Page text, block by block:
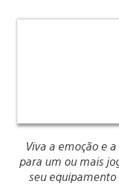
Viva a emoção e
para um ou mais
seu equipamento